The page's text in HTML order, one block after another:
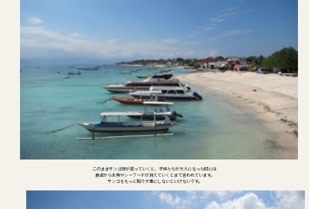
このままサンゴ礁が減っていくと、子供たちが大人になった時には
食卓からお魚やシーフードが消えていくとまで言われています。
サンゴをもっと知り大事にしないといけないです。